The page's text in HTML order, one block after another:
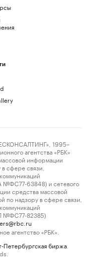
1995–
агентства «РБК»
информации
сфере связи,
№ФС77-63848) и сетевого
средства массовой
по надзору в сфере связи,
№ФС77-82385)
агентство «РБК».
Петербургская биржа